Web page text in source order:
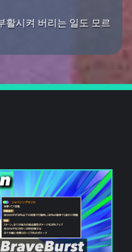
활시켜 버리는 일도 모르